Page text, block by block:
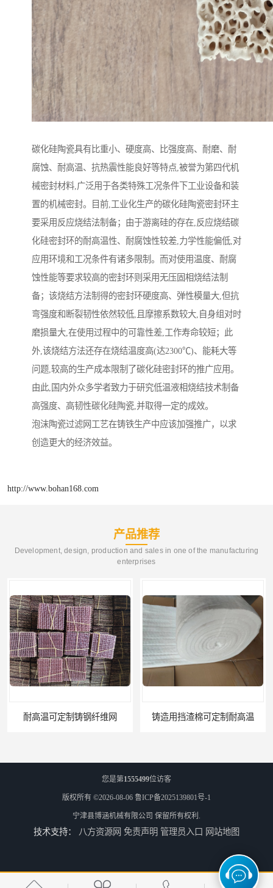
碳化硅陶瓷具有比重小、硬度高、比强度高、耐磨、耐
腐蚀、耐高温、抗热震性能良好等特点,被誉为第四代机
械密封材料,广泛用于各类特殊工况条件下工业设备和装
置的机械密封。目前,工业化生产的碳化硅陶瓷密封环主
要采用反应烧结法制备；由于游离硅的存在,反应烧结碳
化硅密封环的耐高温性、耐腐蚀性较差,力学性能偏低,对
应用环境和工况条件有诸多限制。而对使用温度、耐腐
蚀性能等要求较高的密封环则采用无压固相烧结法制
备；该烧结方法制得的密封环硬度高、弹性模量大,但抗
弯强度和断裂韧性依然较低,且摩擦系数较大,自身组对时
磨损量大,在使用过程中的可靠性差,工作寿命较短；此
外,该烧结方法还存在烧结温度高(达2300℃)、能耗大等
问题,较高的生产成本限制了碳化硅密封环的推广应用。
由此,国内外众多学者致力于研究低温液相烧结技术制备
高强度、高韧性碳化硅陶瓷,并取得一定的成效。
泡沫陶瓷过滤网工艺在铸铁生产中应该加强推广，以求
创造更大的经济效益。
http://www.bohan168.com
产品推荐
Development, design, production and sales in one of the manufacturing
enterprises
铸造用挡渣棉可定制耐高温 西安铸造过滤网
延安铸造过滤网 喀什铸造过滤网
您是第1555499位访客
版权所有 ©2026-08-06 鲁ICP备2025139801号-1
宁津县博涵机械有限公司 保留所有权利.
技术支持： 八方资源网 免责声明 管理员入口 网站地图